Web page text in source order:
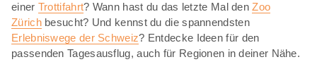
einer Trottifahrt? Wann hast du das letzte Mal denZoo
Zürichbesucht? Und kennst du die spannendsten
Erlebniswege der Schweiz? Entdecke Ideen für den
passenden Tagesausflug, auch für Regionen in deiner Nähe.